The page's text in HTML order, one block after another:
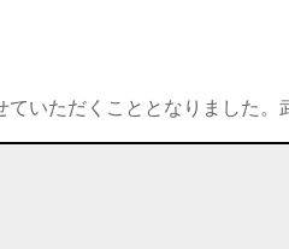
いただくこととなりました。